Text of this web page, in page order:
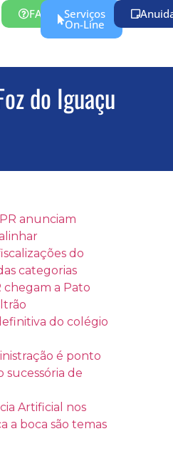
FAQ Serviços
On-Line
do Iguaçu
anunciam
do
categorias
chegam a Pato
do colégio
é ponto
sucessória de
Artificial nos
a boca são temas